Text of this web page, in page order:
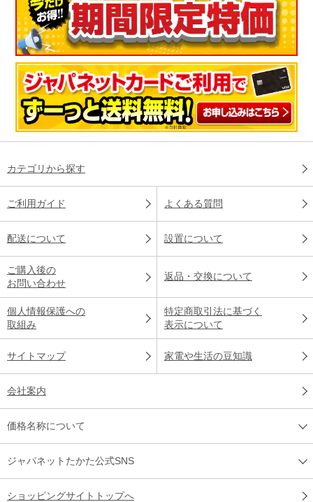
カテゴリから探す
ご利用ガイド よくある質問
配送について 設置について
ご購入後の
お問い合わせ
返品・交換について
個人情報保護への
取組み
特定商取引法に基づく
表示について
サイトマップ 家電や生活の豆知識
会社案内
価格名称について
ジャパネットたかた公式SNS
ショッピングサイトトップへ